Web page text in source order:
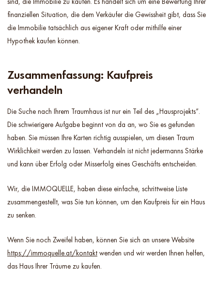
finanziellen Situation, die dem Verkäufer die Gewissheit gibt, dass Sie
die Immobilie tatsächlich aus eigener Kraft oder mithilfe einer
Hypothek kaufen können.
Zusammenfassung: Kaufpreis
verhandeln
Die Suche nach Ihrem Traumhaus ist nur ein Teil des „Hausprojekts“.
Die schwierigere Aufgabe beginnt von da an, wo Sie es gefunden
haben. Sie müssen Ihre Karten richtig ausspielen, um diesen Traum
Wirklichkeit werden zu lassen. Verhandeln ist nicht jedermanns Stärke
und kann über Erfolg oder Misserfolg eines Geschäfts entscheiden.
Wir, die IMMOQUELLE, haben diese einfache, schrittweise Liste
zusammengestellt, was Sie tun können, um den Kaufpreis für ein Haus
zu senken.
Wenn Sie noch Zweifel haben, können Sie sich an unsere Website
https://immoquelle.at/kontakt wenden und wir werden Ihnen helfen,
das Haus Ihrer Träume zu kaufen.